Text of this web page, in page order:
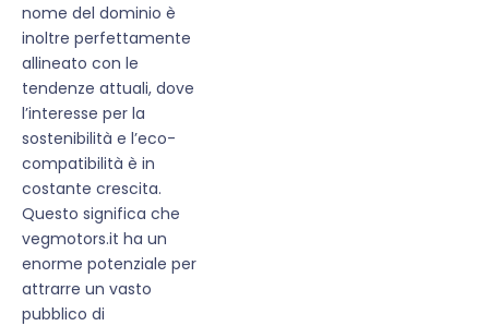
nome del dominio è
inoltre perfettamente
allineato con le
tendenze attuali, dove
l’interesse per la
sostenibilità e l’eco-
compatibilità è in
costante crescita.
Questo significa che
vegmotors.it ha un
enorme potenziale per
attrarre un vasto
pubblico di